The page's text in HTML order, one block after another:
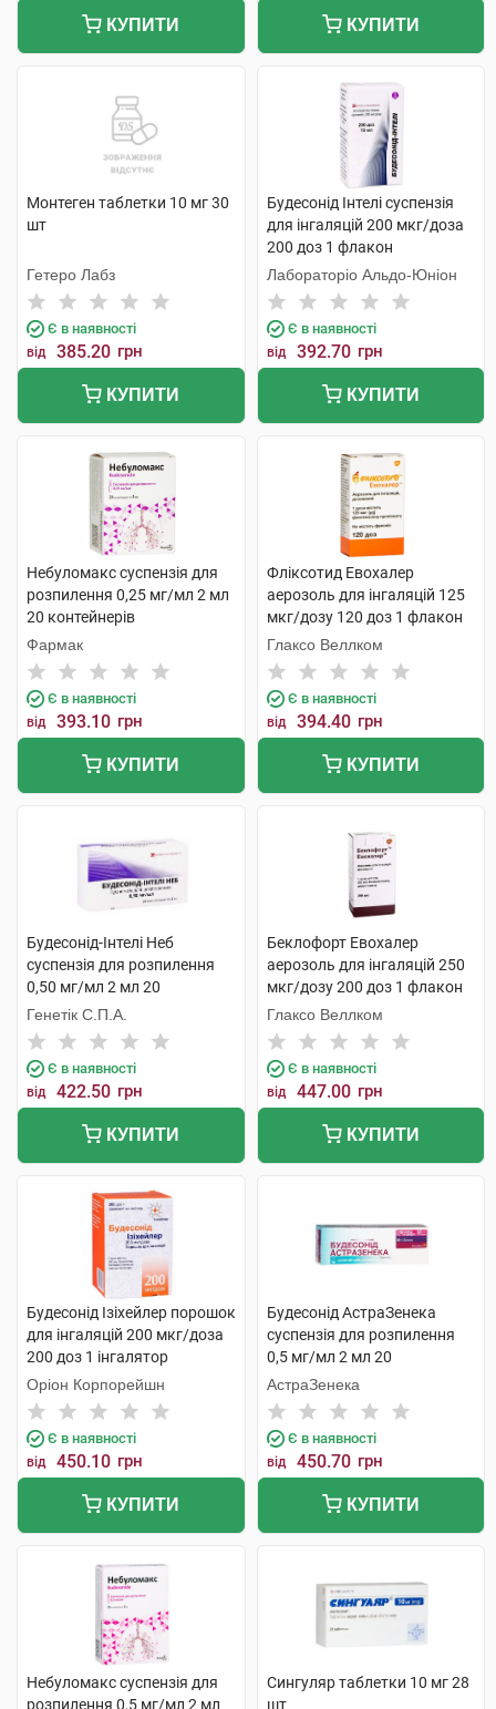
КУПИТИ КУПИТИ
Монтеген таблетки 10 мг 30
шт
Гетеро Лабз
Є в наявності
від 385.20 грн
КУПИТИ
Будесонід Інтелі суспензія
для інгаляцій 200 мкг/доза
200 доз 1 флакон
Лабораторіо Альдо-Юніон
Є в наявності
від 392.70 грн
КУПИТИ
Небуломакс суспензія для
розпилення 0,25 мг/мл 2 мл
20 контейнерів
Фармак
Є в наявності
від 393.10 грн
КУПИТИ
Фліксотид Евохалер
аерозоль для інгаляцій 125
мкг/дозу 120 доз 1 флакон
Глаксо Веллком
Є в наявності
від 394.40 грн
КУПИТИ
Будесонід-Інтелі Неб
суспензія для розпилення
0,50 мг/мл 2 мл 20
контейнерів
Генетік С.П.А.
Є в наявності
від 422.50 грн
КУПИТИ
Беклофорт Евохалер
аерозоль для інгаляцій 250
мкг/дозу 200 доз 1 флакон
Глаксо Веллком
Є в наявності
від 447.00 грн
КУПИТИ
Будесонід Ізіхейлер порошок
для інгаляцій 200 мкг/доза
200 доз 1 інгалятор
Оріон Корпорейшн
Є в наявності
від 450.10 грн
КУПИТИ
Будесонід АстраЗенека
суспензія для розпилення
0,5 мг/мл 2 мл 20
контейнерів
АстраЗенека
Є в наявності
від 450.70 грн
КУПИТИ
Небуломакс суспензія для
розпилення 0,5 мг/мл 2 мл
Сингуляр таблетки 10 мг 28
шт